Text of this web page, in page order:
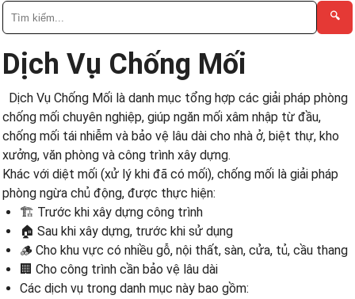
🔍
Dịch Vụ Chống Mối
Dịch Vụ Chống Mối là danh mục tổng hợp các giải pháp phòng
chống mối chuyên nghiệp, giúp ngăn mối xâm nhập từ đầu,
chống mối tái nhiễm và bảo vệ lâu dài cho nhà ở, biệt thự, kho
xưởng, văn phòng và công trình xây dựng.
Khác với diệt mối (xử lý khi đã có mối), chống mối là giải pháp
phòng ngừa chủ động, được thực hiện:
🏗️ Trước khi xây dựng công trình
🏠 Sau khi xây dựng, trước khi sử dụng
🪵 Cho khu vực có nhiều gỗ, nội thất, sàn, cửa, tủ, cầu thang
🏢 Cho công trình cần bảo vệ lâu dài
Các dịch vụ trong danh mục này bao gồm: